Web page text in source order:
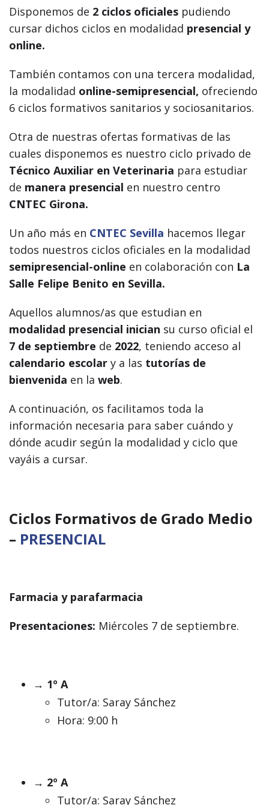
Disponemos de 2 ciclos oficiales pudiendo
cursar dichos ciclos en modalidad presencial y
online.
También contamos con una tercera modalidad,
la modalidad online-semipresencial, ofreciendo
6 ciclos formativos sanitarios y sociosanitarios.
Otra de nuestras ofertas formativas de las
cuales disponemos es nuestro ciclo privado de
Técnico Auxiliar en Veterinaria para estudiar
de manera presencial en nuestro centro
CNTEC Girona.
Un año más en CNTEC Sevilla hacemos llegar
todos nuestros ciclos oficiales en la modalidad
semipresencial-online en colaboración con La
Salle Felipe Benito en Sevilla.
Aquellos alumnos/as que estudian en
modalidad presencial inician su curso oficial el
7 de septiembre de 2022, teniendo acceso al
calendario escolar y a las tutorías de
bienvenida en la web.
A continuación, os facilitamos toda la
información necesaria para saber cuándo y
dónde acudir según la modalidad y ciclo que
vayáis a cursar.
Ciclos Formativos de Grado Medio
– PRESENCIAL
Farmacia y parafarmacia
Presentaciones: Miércoles 7 de septiembre.
→ 1º A
Tutor/a: Saray Sánchez
Hora: 9:00 h
→ 2º A
Tutor/a: Saray Sánchez